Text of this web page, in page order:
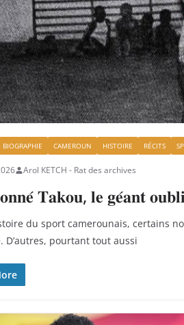
BIOGRAPHIE CAMEROUN HISTOIRE RÉCITS
Arol KETCH - Rat des archives
𝐓𝐚𝐤𝐨𝐮, 𝐥𝐞 𝐠𝐞́𝐚𝐧𝐭
du sport camerounais, certains
D’autres, pourtant tout aussi